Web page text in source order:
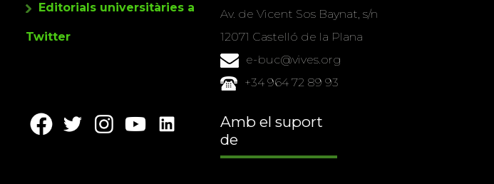
Editorials universitàries a
Twitter
Av. de Vicent Sos Baynat, s/n
12071 Castelló de la Plana
e-buc@vives.org
+34 964 72 89 93
Amb el suport
de